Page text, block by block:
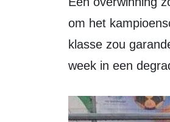
om het
klasse zou
week in een